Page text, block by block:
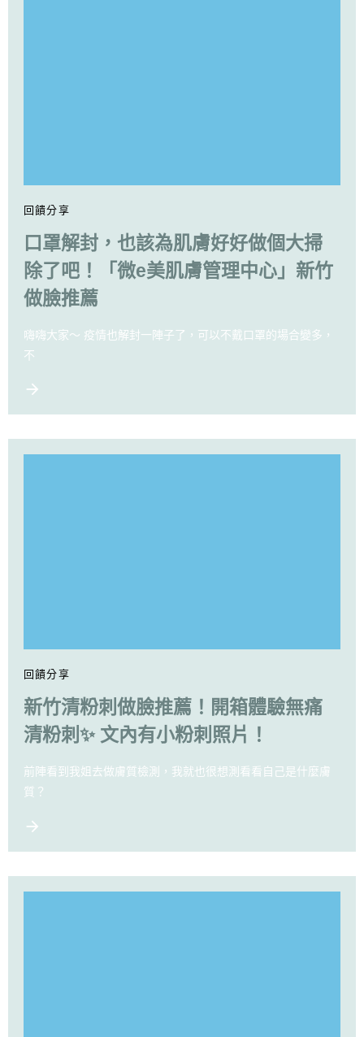
回饋分享
口罩解封，也該為肌膚好好做個大掃
除了吧！「微e美肌膚管理中心」新竹
做臉推薦
嗨嗨大家～ 疫情也解封一陣子了，可以不戴口罩的場合變多，
不
回饋分享
新竹清粉刺做臉推薦！開箱體驗無痛
清粉刺✨ 文內有小粉刺照片！
前陣看到我姐去做膚質檢測，我就也很想測看看自己是什麼膚
質？